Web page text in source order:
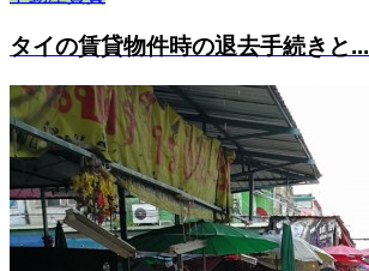
タイの賃貸物件時の退去手続きと...